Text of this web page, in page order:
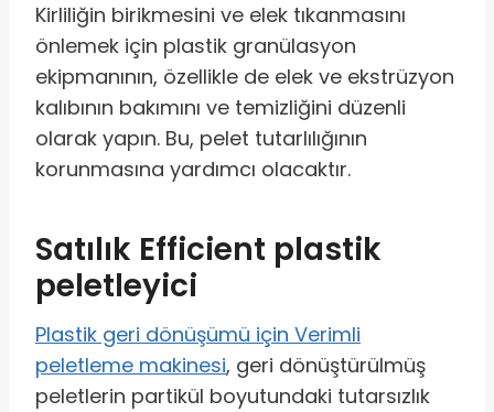
Kirliliğin birikmesini ve elek tıkanmasını
önlemek için plastik granülasyon
ekipmanının, özellikle de elek ve ekstrüzyon
kalıbının bakımını ve temizliğini düzenli
olarak yapın. Bu, pelet tutarlılığının
korunmasına yardımcı olacaktır.
Satılık Efficient plastik
peletleyici
Plastik geri dönüşümü için Verimli
peletleme makinesi, geri dönüştürülmüş
peletlerin partikül boyutundaki tutarsızlık